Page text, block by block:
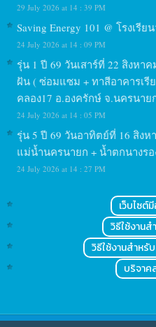
29 July 2026 at 14 : 39 PM
Saving Energy 101 @ โรงเรี
24 July 2026 at 14 : 09 PM
รุ่น 1 ปี 69 วันเสาร์ที่ 22 สิงหา
ฝัน ( ซ่อมแซม + ทาสีอาคารเรี
คลอง17 อ.องครักษ์ จ.นครนาย
24 July 2026 at 14 : 05 PM
รุ่น 5 ปี 69 วันอาทิตย์ที่ 16 สิงห
แม่น้ำนครนายก + น้ำตกนางร
24 July 2026 at 14 : 27 PM
เว็บไซต์
วิธีใช้งาน
วิธีใช้งานสำหรั
บริจา